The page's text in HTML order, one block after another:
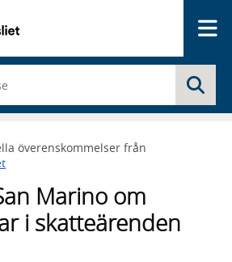
överenskommelser från
Marino om
i skatteärenden